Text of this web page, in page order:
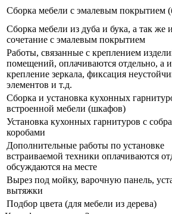
Сборка мебели с эмалевым покрытием
Сборка мебели из дуба и бука, а так же
сочетание с эмалевым покрытием
Работы, связанные с креплением
помещений, оплачиваются отдельно, а
крепление зеркала, фиксация
элементов и т.д.
Сборка и установка кухонных
встроенной мебели (шкафов)
Установка кухонных гарнитуров с
коробами
Дополнительные работы по установке
встраиваемой техники оплачиваются
обсуждаются на месте
Вырез под мойку, варочную панель,
вытяжки
Подбор цвета (для мебели из дерева)